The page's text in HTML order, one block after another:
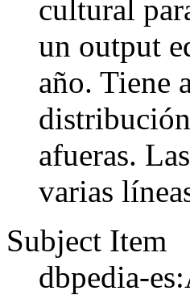
cultural
un output
año. Tiene
afueras.
varias
Subject Item
dbpedia-